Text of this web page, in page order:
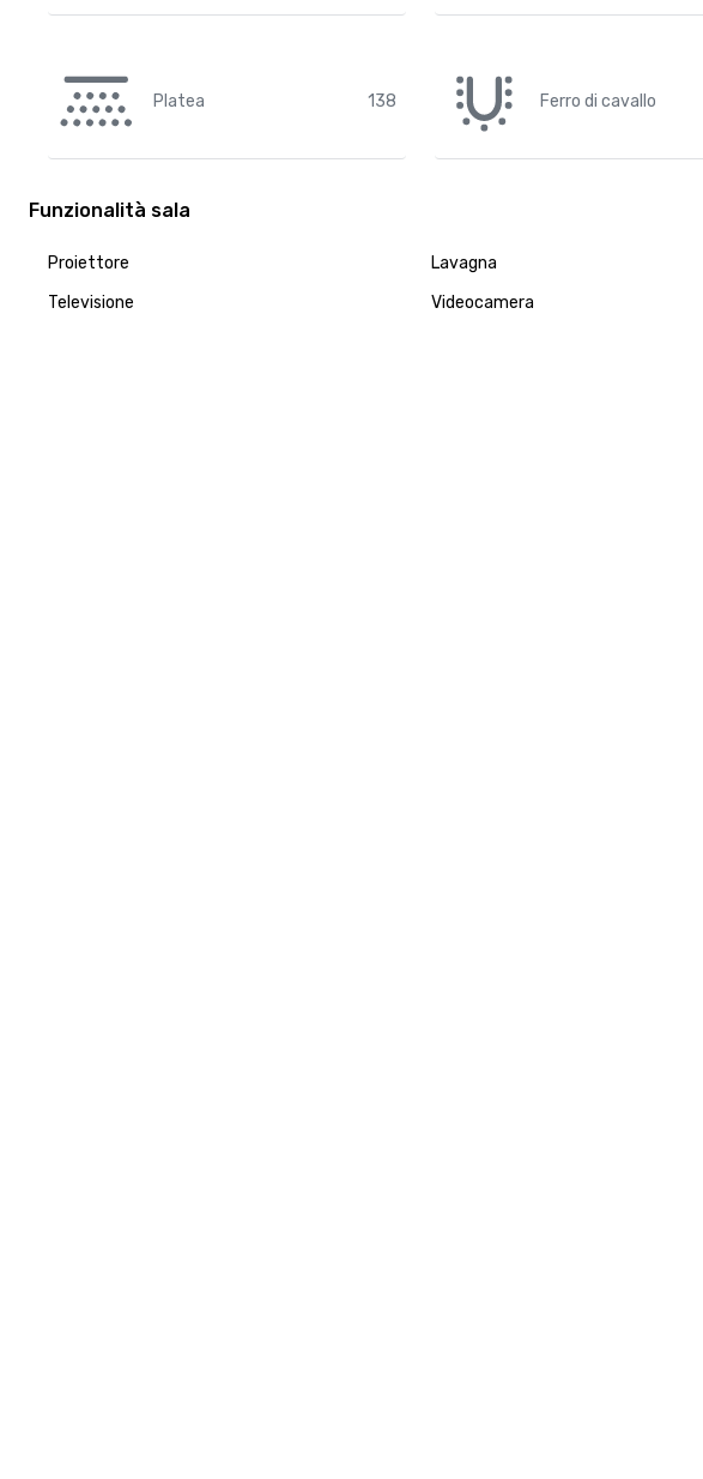
Platea 138 Ferro di cavallo
Funzionalità sala
Proiettore Lavagna
Televisione
Videocamera